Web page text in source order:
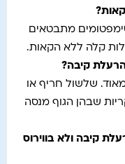
?
מתבטאים
קלה ללא הקאות.
קיבה?
שלשול חריף או
שבהן הגוף מנסה
קיבה ולא בווירוס